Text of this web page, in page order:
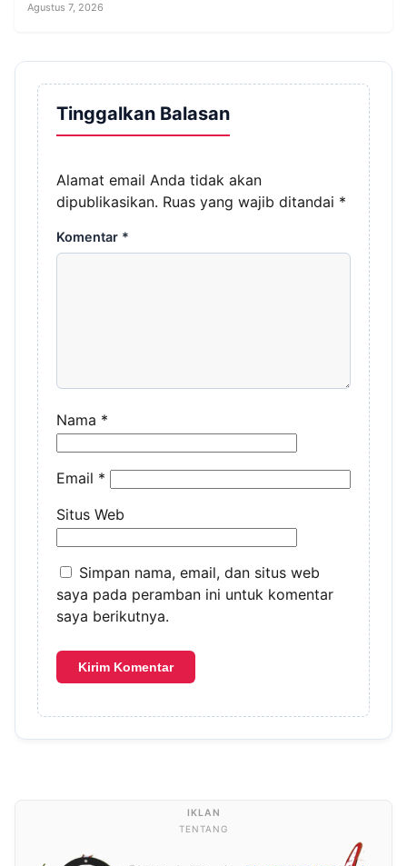
Agustus 7, 2026
Tinggalkan Balasan
Alamat email Anda tidak akan
dipublikasikan. Ruas yang wajib ditandai *
Komentar *
Nama *
Email *
Situs Web
Simpan nama, email, dan situs web
saya pada peramban ini untuk komentar
saya berikutnya.
TENTANG